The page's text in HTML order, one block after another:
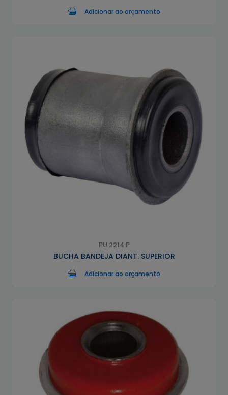
Adicionar ao orçamento
PU 2214 P
BUCHA BANDEJA DIANT. SUPERIOR
Adicionar ao orçamento